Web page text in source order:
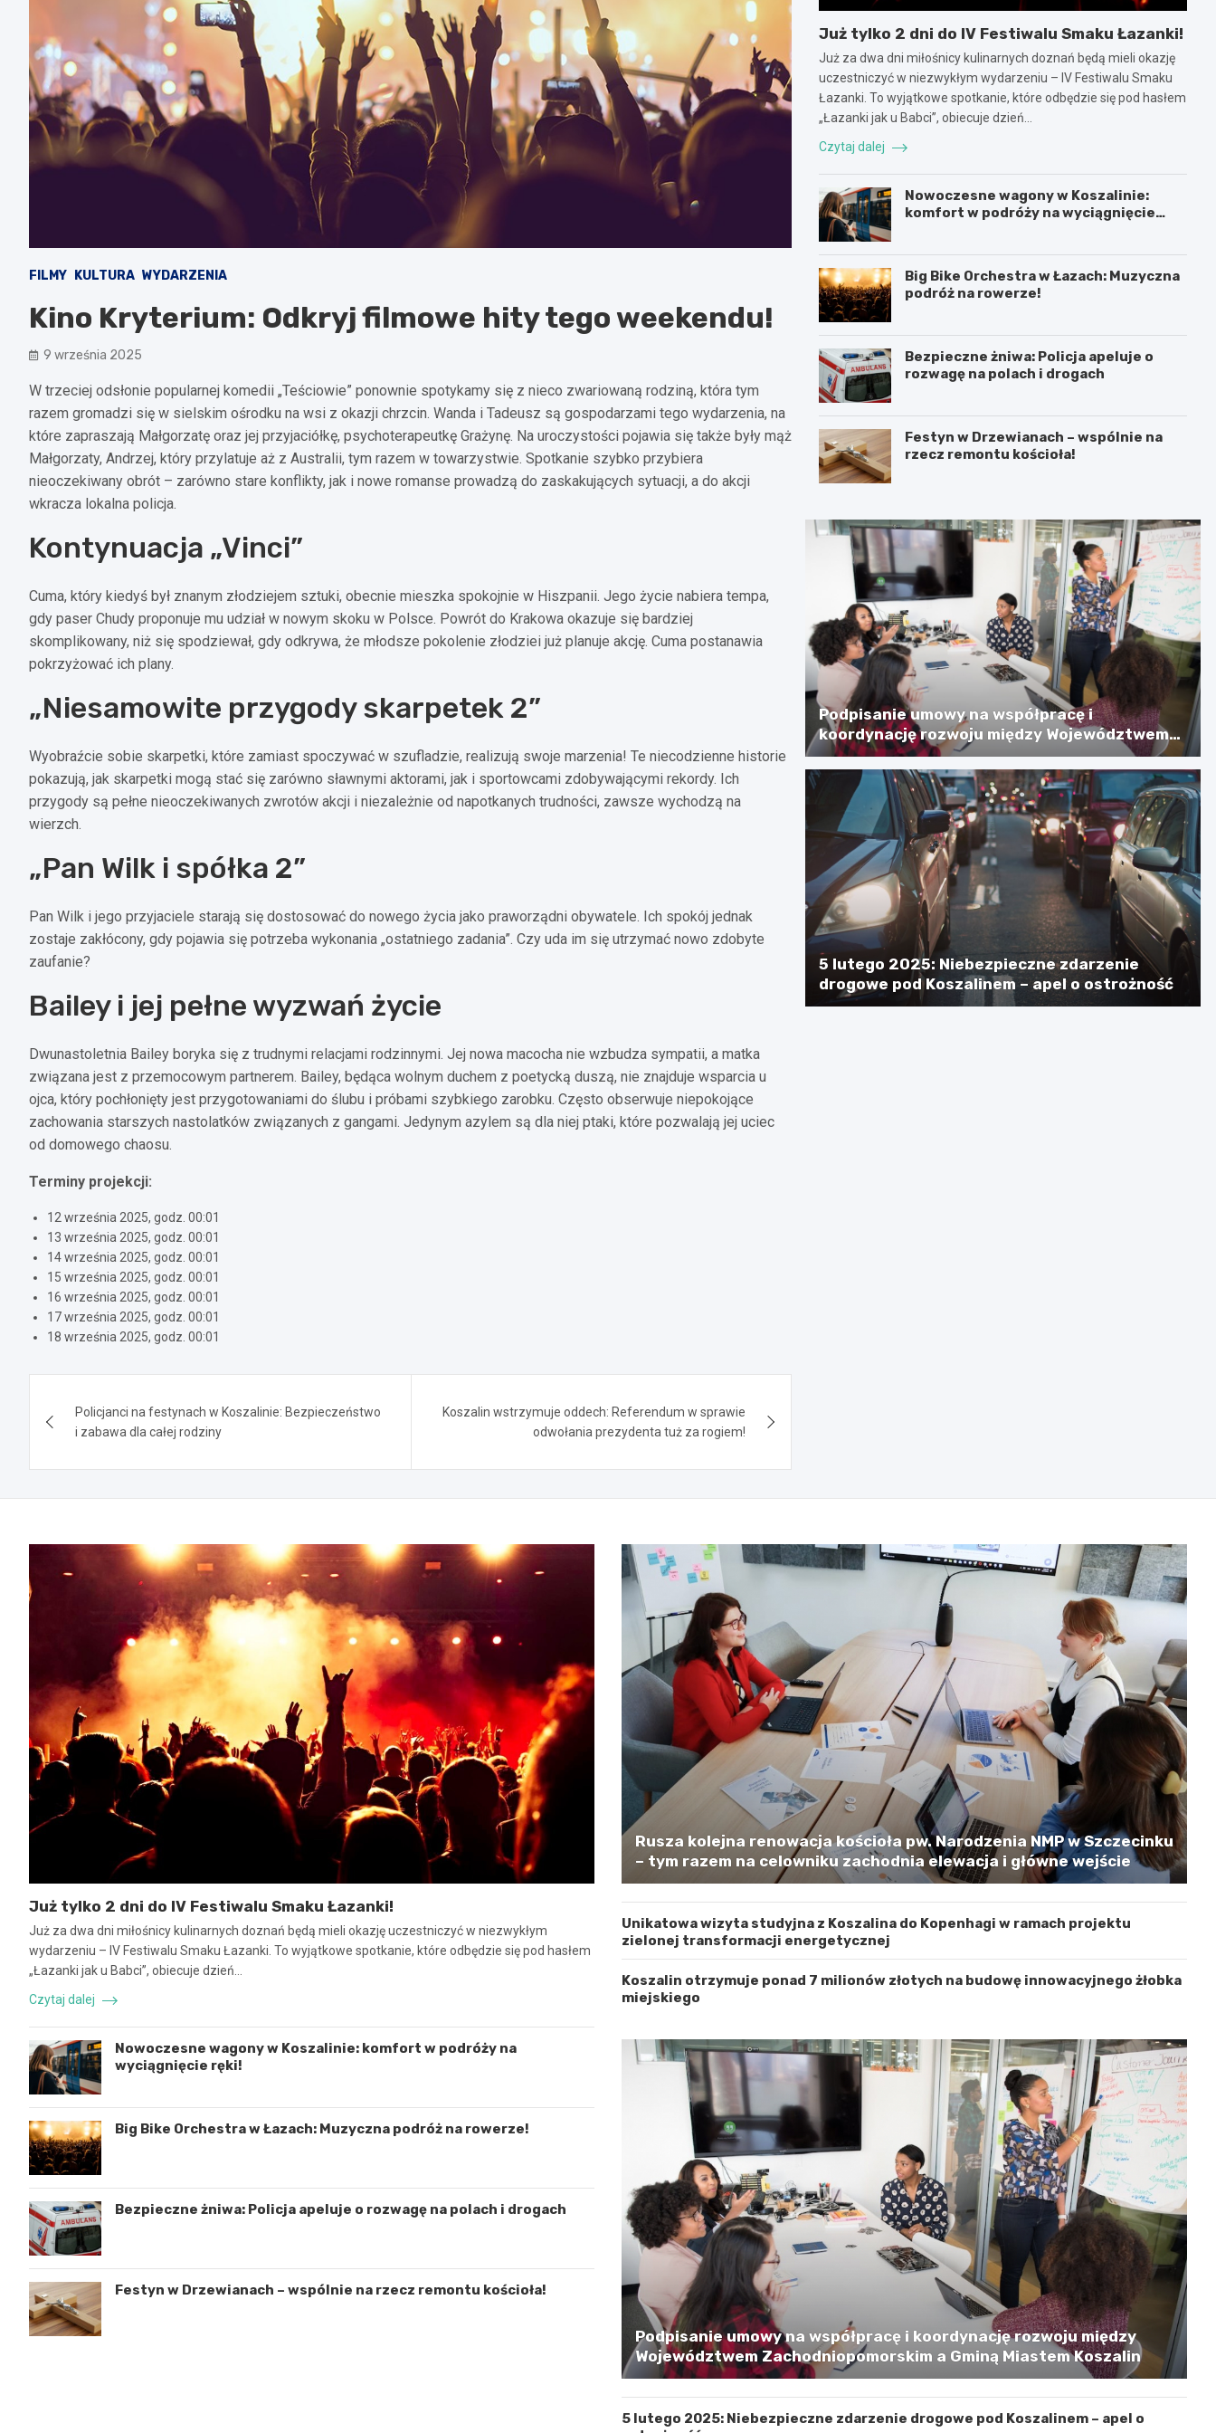
FILMY KULTURA WYDARZENIA
Kino Kryterium: Odkryj filmowe hity tego weekendu!
9 września 2025
W trzeciej odsłonie popularnej komedii „Teściowie” ponownie spotykamy się z nieco zwariowaną rodziną, która tym
razem gromadzi się w sielskim ośrodku na wsi z okazji chrzcin. Wanda i Tadeusz są gospodarzami tego wydarzenia, na
które zapraszają Małgorzatę oraz jej przyjaciółkę, psychoterapeutkę Grażynę. Na uroczystości pojawia się także były mąż
Małgorzaty, Andrzej, który przylatuje aż z Australii, tym razem w towarzystwie. Spotkanie szybko przybiera
nieoczekiwany obrót – zarówno stare konflikty, jak i nowe romanse prowadzą do zaskakujących sytuacji, a do akcji
wkracza lokalna policja.
Kontynuacja „Vinci”
Cuma, który kiedyś był znanym złodziejem sztuki, obecnie mieszka spokojnie w Hiszpanii. Jego życie nabiera tempa,
gdy paser Chudy proponuje mu udział w nowym skoku w Polsce. Powrót do Krakowa okazuje się bardziej
skomplikowany, niż się spodziewał, gdy odkrywa, że młodsze pokolenie złodziei już planuje akcję. Cuma postanawia
pokrzyżować ich plany.
„Niesamowite przygody skarpetek 2”
Wyobraźcie sobie skarpetki, które zamiast spoczywać w szufladzie, realizują swoje marzenia! Te niecodzienne historie
pokazują, jak skarpetki mogą stać się zarówno sławnymi aktorami, jak i sportowcami zdobywającymi rekordy. Ich
przygody są pełne nieoczekiwanych zwrotów akcji i niezależnie od napotkanych trudności, zawsze wychodzą na
wierzch.
„Pan Wilk i spółka 2”
Pan Wilk i jego przyjaciele starają się dostosować do nowego życia jako praworządni obywatele. Ich spokój jednak
zostaje zakłócony, gdy pojawia się potrzeba wykonania „ostatniego zadania”. Czy uda im się utrzymać nowo zdobyte
zaufanie?
Bailey i jej pełne wyzwań życie
Dwunastoletnia Bailey boryka się z trudnymi relacjami rodzinnymi. Jej nowa macocha nie wzbudza sympatii, a matka
związana jest z przemocowym partnerem. Bailey, będąca wolnym duchem z poetycką duszą, nie znajduje wsparcia u
ojca, który pochłonięty jest przygotowaniami do ślubu i próbami szybkiego zarobku. Często obserwuje niepokojące
zachowania starszych nastolatków związanych z gangami. Jedynym azylem są dla niej ptaki, które pozwalają jej uciec
od domowego chaosu.
Terminy projekcji:
12 września 2025, godz. 00:01
13 września 2025, godz. 00:01
14 września 2025, godz. 00:01
15 września 2025, godz. 00:01
16 września 2025, godz. 00:01
17 września 2025, godz. 00:01
18 września 2025, godz. 00:01
wpisuPolicjanci na festynach w Koszalinie: Bezpieczeństwo
i zabawa dla całej rodziny
Koszalin wstrzymuje oddech: Referendum w sprawie
odwołania prezydenta tuż za rogiem!
Już tylko 2 dni do IV Festiwalu Smaku Łazanki!
Już za dwa dni miłośnicy kulinarnych doznań będą mieli okazję
uczestniczyć w niezwykłym wydarzeniu – IV Festiwalu Smaku
Łazanki. To wyjątkowe spotkanie, które odbędzie się pod hasłem
„Łazanki jak u Babci”, obiecuje dzień…
Czytaj dalej
Nowoczesne wagony w Koszalinie:
komfort w podróży na wyciągnięcie
Big Bike Orchestra w Łazach: Muzyczna
podróż na rowerze!
Bezpieczne żniwa: Policja apeluje o
rozwagę na polach i drogach
Festyn w Drzewianach – wspólnie na
rzecz remontu kościoła!
Podpisanie umowy na współpracę i
koordynację rozwoju między Województwem
Zachodniopomorskim a Gminą Miastem
Koszalin
5 lutego 2025: Niebezpieczne zdarzenie
drogowe pod Koszalinem – apel o ostrożność
Już tylko 2 dni do IV Festiwalu Smaku Łazanki!
Już za dwa dni miłośnicy kulinarnych doznań będą mieli okazję uczestniczyć w niezwykłym
wydarzeniu – IV Festiwalu Smaku Łazanki. To wyjątkowe spotkanie, które odbędzie się pod hasłem
„Łazanki jak u Babci”, obiecuje dzień…
Czytaj dalej
Nowoczesne wagony w Koszalinie: komfort w podróży na
wyciągnięcie ręki!
Big Bike Orchestra w Łazach: Muzyczna podróż na rowerze!
Bezpieczne żniwa: Policja apeluje o rozwagę na polach i drogach
Festyn w Drzewianach – wspólnie na rzecz remontu kościoła!
Rusza kolejna renowacja kościoła pw. Narodzenia NMP w Szczecinku
– tym razem na celowniku zachodnia elewacja i główne wejście
Unikatowa wizyta studyjna z Koszalina do Kopenhagi w ramach projektu
zielonej transformacji energetycznej
Koszalin otrzymuje ponad 7 milionów złotych na budowę innowacyjnego żłobka
miejskiego
Podpisanie umowy na współpracę i koordynację rozwoju między
Województwem Zachodniopomorskim a Gminą Miastem Koszalin
5 lutego 2025: Niebezpieczne zdarzenie drogowe pod Koszalinem – apel o